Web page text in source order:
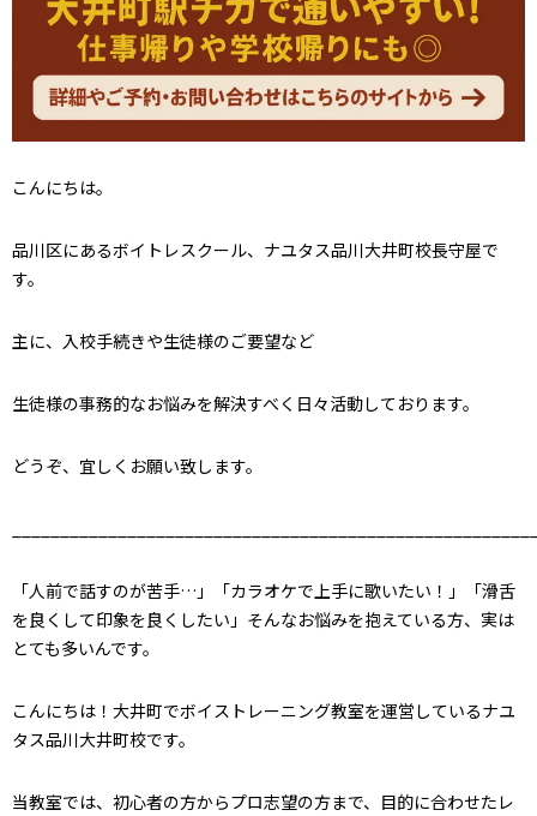
こんにちは。
品川区にあるボイトレスクール、ナユタス品川大井町校長守屋で
す。
主に、入校手続きや生徒様のご要望など
生徒様の事務的なお悩みを解決すべく日々活動しております。
どうぞ、宜しくお願い致します。
「人前で話すのが苦手…」「カラオケで上手に歌いたい！」「滑舌
を良くして印象を良くしたい」そんなお悩みを抱えている方、実は
とても多いんです。
こんにちは！大井町でボイストレーニング教室を運営しているナユ
タス品川大井町校です。
当教室では、初心者の方からプロ志望の方まで、目的に合わせたレ